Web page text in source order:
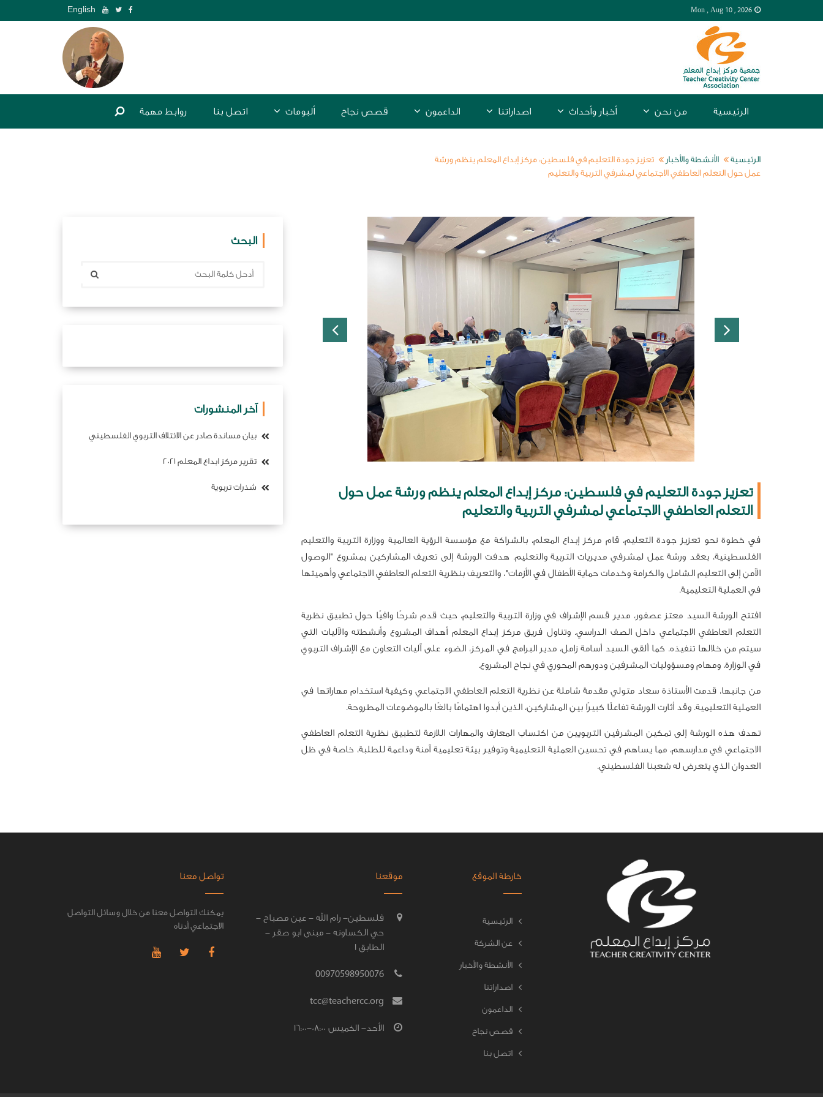
Mon , Aug 10 , 2026
English
الرئيسية من نحن أخبار وأحداث اصداراتنا الداعمون قصص نجاح ألبومات اتصل بنا روابط مهمة
الرئيسية الأنشطة والأخبار
تعزيز جودة التعليم في فلسطين: مركز إبداع المعلم ينظم ورشة
عمل حول التعلم العاطفي الاجتماعي لمشرفي التربية والتعليم
تعزيز جودة التعليم في فلسطين: مركز إبداع المعلم ينظم ورشة عمل حول
التعلم العاطفي الاجتماعي لمشرفي التربية والتعليم
في خطوة نحو تعزيز جودة التعليم، قام مركز إبداع المعلم، بالشراكة مع مؤسسة الرؤية العالمية ووزارة التربية والتعليم
الفلسطينية، بعقد ورشة عمل لمشرفي مديريات التربية والتعليم. هدفت الورشة إلى تعريف المشاركين بمشروع "الوصول
الآمن إلى التعليم الشامل والكرامة وخدمات حماية الأطفال في الأزمات"، والتعريف بنظرية التعلم العاطفي الاجتماعي وأهميتها
في العملية التعليمية.
افتتح الورشة السيد معتز عصفور، مدير قسم الإشراف في وزارة التربية والتعليم، حيث قدم شرحًا وافيًا حول تطبيق نظرية
التعلم العاطفي الاجتماعي داخل الصف الدراسي. وتناول فريق مركز إبداع المعلم أهداف المشروع وأنشطته والآليات التي
سيتم من خلالها تنفيذه. كما ألقى السيد أسامة زامل، مدير البرامج في المركز، الضوء على آليات التعاون مع الإشراف التربوي
في الوزارة، ومهام ومسؤوليات المشرفين ودورهم المحوري في نجاح المشروع.
من جانبها، قدمت الأستاذة سعاد متولي مقدمة شاملة عن نظرية التعلم العاطفي الاجتماعي وكيفية استخدام مهاراتها في
العملية التعليمية. وقد أثارت الورشة تفاعلًا كبيرًا بين المشاركين، الذين أبدوا اهتمامًا بالغًا بالموضوعات المطروحة.
تهدف هذه الورشة إلى تمكين المشرفين التربويين من اكتساب المعارف والمهارات اللازمة لتطبيق نظرية التعلم العاطفي
الاجتماعي في مدارسهم، مما يساهم في تحسين العملية التعليمية وتوفير بيئة تعليمية آمنة وداعمة للطلبة، خاصة في ظل
العدوان الذي يتعرض له شعبنا الفلسطيني.
البحث
آخر المنشورات
بيان مساندة صادر عن الائتلاف التربوي الفلسطيني
تقرير مركز ابداع المعلم 2021
شذرات تربوية
خارطة الموقع
الرئيسية
عن الشركة
الأنشطة والأخبار
اصداراتنا
الداعمون
قصص نجاح
اتصل بنا
موقعنا
فلسطين- رام الله - عين مصباح -
حي الكساونه - مبنى ابو صقر -
الطابق 1
00970598950076
tcc@teachercc.org
الأحد- الخميس 08:00-16:00
تواصل معنا
يمكنك التواصل معنا من خلال وسائل التواصل
الاجتماعي أدناه